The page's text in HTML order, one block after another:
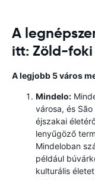
A
itt: Zöld-foki
A legjobb 5 város
Mindelo:
városa, és
éjszakai
lenyűgöző
Mindeloban
például
kulturális